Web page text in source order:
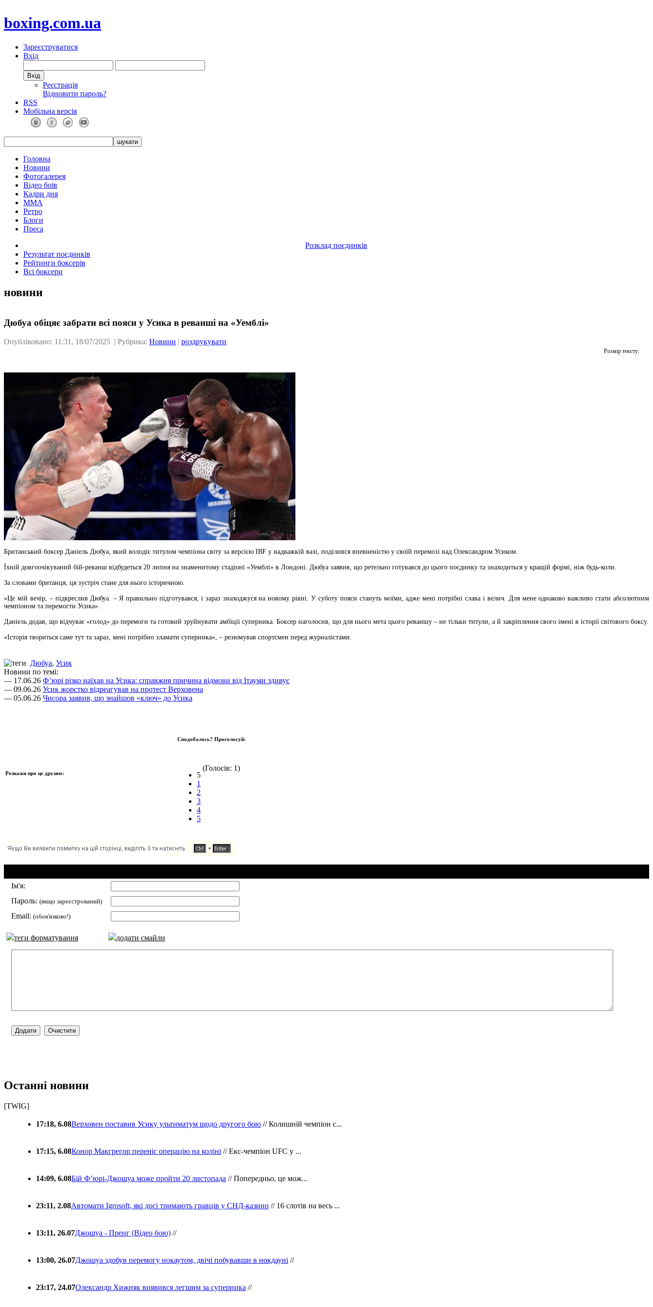
boxing.com.ua
Зареєструватися
Вхід
Реєстрація
Відновити пароль?
RSS
Мобільна версія
Головна
Новини
Фотогалерея
Відео боїв
Кадри дня
ММА
Ретро
Блоги
Преса
Розклад поєдинків
Результат поєдинків
Рейтинги боксерів
Всі боксери
новини
Дюбуа обіцяє забрати всі пояси у Усика в реванші на «Уемблі»
Опубліковано: 11:31, 18/07/2025 | Рубрика: Новини | роздрукувати
Розмір тексту:
Британський боксер Даніель Дюбуа, який володіє титулом чемпіона світу за версією IBF у надважкій вазі, поділився впевненістю у своїй перемозі над Олександром Усиком.
Їхній довгоочікуваний бій-реванш відбудеться 20 липня на знаменитому стадіоні «Уемблі» в Лондоні. Дюбуа заявив, що ретельно готувався до цього поєдинку та знаходиться у кращій формі, ніж будь-коли.
За словами британця, ця зустріч стане для нього історичною.
«Це мій вечір, – підкреслив Дюбуа. – Я правильно підготувався, і зараз знаходжуся на новому рівні. У суботу пояси стануть моїми, адже мені потрібні слава і велич. Для мене однаково важливо стати абсолютним
чемпіоном та перемогти Усика».
Даніель додав, що відчуває «голод» до перемоги та готовий зруйнувати амбіції суперника. Боксер наголосив, що для нього мета цього реваншу – не тільки титули, а й закріплення свого імені в історії світового боксу.
«Історія твориться саме тут та зараз, мені потрібно зламати суперника», – резюмував спортсмен перед журналістами.
Дюбуа, Усик
Новини по темі:
— 17.06.26 Ф’юрі різко наїхав на Усика: справжня причина відмови від Ітауми здивує
— 09.06.26 Усик жорстко відреагував на протест Верховена
— 05.06.26 Чисора заявив, що знайшов «ключ» до Усика
Розкажи про це друзям:
Сподобалось? Проголосуй:
5
1
2
3
4
5
(Голосів: 1)
Ім'я:
Пароль: (якщо зареєстрований)
Email: (обов'язково!)
теги форматування додати смайли
Останні новини
[TWIG]
17:18, 6.08Верховен поставив Усику ультиматум щодо другого бою // Колишній чемпіон с...
17:15, 6.08Конор Макгрегор переніс операцію на коліні // Екс-чемпіон UFC у ...
14:09, 6.08Бій Ф’юрі-Джошуа може пройти 20 листопада // Попередньо, це мож...
23:11, 2.08Автомати Igrosoft, які досі тримають гравців у СНД-казино // 16 слотів на весь ...
13:11, 26.07Джошуа - Пренг (Відео бою) //
13:00, 26.07Джошуа здобув перемогу нокаутом, двічі побувавши в нокдауні //
23:17, 24.07Олександр Хижняк виявився легшим за суперника //